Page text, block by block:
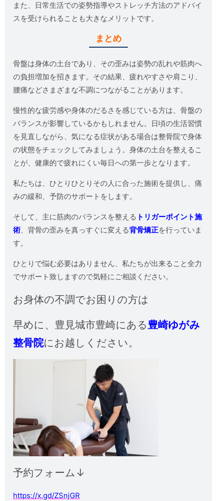
また、日常生活での姿勢指導やストレッチ方法のアドバイ
スを受けられることも大きなメリットです。
まとめ
骨盤は身体の土台であり、その歪みは姿勢の乱れや筋肉へ
の負担増加を招きます。その結果、疲れやすさや肩こり、
腰痛などさまざまな不調につながることがあります。
慢性的な疲労感や身体のだるさを感じている方は、骨盤の
バランスが影響しているかもしれません。日頃の生活習慣
を見直しながら、気になる症状がある場合は整骨院で身体
の状態をチェックしてみましょう。身体の土台を整えるこ
とが、健康的で疲れにくい毎日への第一歩となります。
私たちは、ひとりひとりその人に合った施術を提供し、痛
みの緩和、予防のサポートをします。
そして、主に筋肉のバランスを整える トリガーポイント施
術、背骨の歪みを真っすぐに変える背骨矯正を行っていま
す。
ひとりで悩む必要はありません、私たちが出来ること全力
でサポート致しますので気軽にご相談ください。
お身体の不調でお困りの方は
早めに、 豊見城市豊崎にある豊崎ゆがみ
整骨院にお越しください。
予約フォーム↓
https://x.gd/ZSnjGR